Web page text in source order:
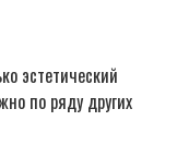
эстетический
по ряду других